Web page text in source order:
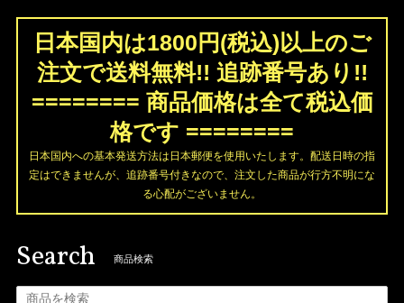
日本国内は1800円(税込)以上のご
注文で送料無料!! 追跡番号あり!!
======== 商品価格は全て税込価
格です ========
日本国内への基本発送方法は日本郵便を使用いたします。配送日時の指
定はできませんが、追跡番号付きなので、注文した商品が行方不明にな
る心配がございません。
Search 商品検索